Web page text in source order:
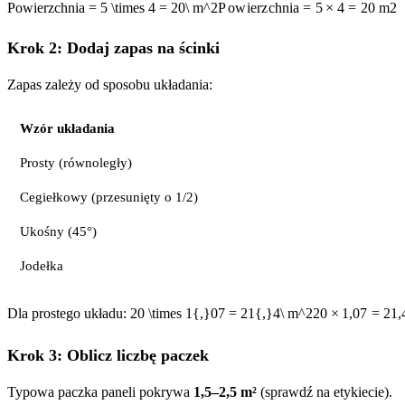
Powierzchnia = 5 \times 4 = 20\ m^2Powierzchnia = 5 × 4 = 20 m2
Krok 2: Dodaj zapas na ścinki
Zapas zależy od sposobu układania:
Wzór układania
Prosty (równoległy)
Cegiełkowy (przesunięty o 1/2)
Ukośny (45°)
Jodełka
Dla prostego układu: 20 \times 1{,}07 = 21{,}4\ m^220 × 1 ,07 = 21 ,
Krok 3: Oblicz liczbę paczek
Typowa paczka paneli pokrywa 1,5–2,5 m² (sprawdź na etykiecie).